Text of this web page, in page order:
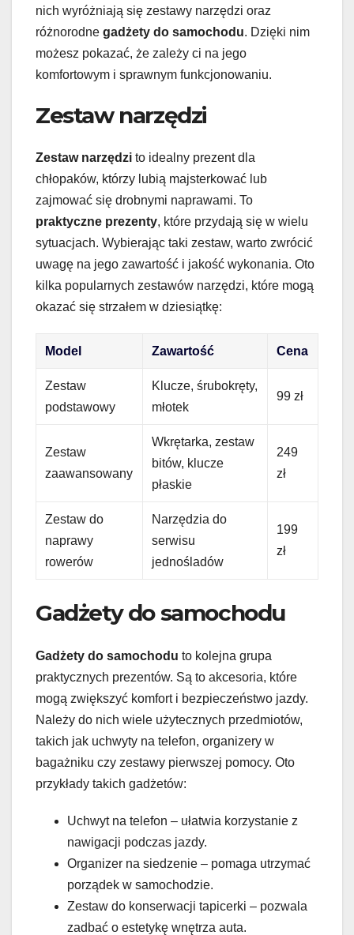
nich wyróżniają się zestawy narzędzi oraz
różnorodne gadżety do samochodu. Dzięki nim
możesz pokazać, że zależy ci na jego
komfortowym i sprawnym funkcjonowaniu.
Zestaw narzędzi
Zestaw narzędzi to idealny prezent dla
chłopaków, którzy lubią majsterkować lub
zajmować się drobnymi naprawami. To
praktyczne prezenty, które przydają się w wielu
sytuacjach. Wybierając taki zestaw, warto zwrócić
uwagę na jego zawartość i jakość wykonania. Oto
kilka popularnych zestawów narzędzi, które mogą
okazać się strzałem w dziesiątkę:
Model Zawartość Cena
Zestaw
podstawowy
Klucze, śrubokręty,
młotek
99 zł
Zestaw
zaawansowany
Wkrętarka, zestaw
bitów, klucze
płaskie
249
zł
Zestaw do
naprawy
rowerów
Narzędzia do
serwisu
jednośladów
199
zł
Gadżety do samochodu
Gadżety do samochodu to kolejna grupa
praktycznych prezentów. Są to akcesoria, które
mogą zwiększyć komfort i bezpieczeństwo jazdy.
Należy do nich wiele użytecznych przedmiotów,
takich jak uchwyty na telefon, organizery w
bagażniku czy zestawy pierwszej pomocy. Oto
przykłady takich gadżetów:
Uchwyt na telefon – ułatwia korzystanie z
nawigacji podczas jazdy.
Organizer na siedzenie – pomaga utrzymać
porządek w samochodzie.
Zestaw do konserwacji tapicerki – pozwala
zadbać o estetykę wnętrza auta.